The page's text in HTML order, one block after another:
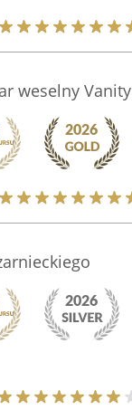
weselny Vanity